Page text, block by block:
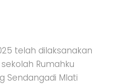
telah dilaksanakan
Rumahku
Sendangadi Mlati